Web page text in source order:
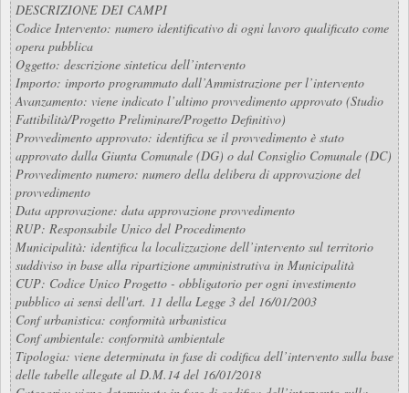
DESCRIZIONE DEI CAMPI
Codice Intervento: numero identificativo di ogni lavoro qualificato come
opera pubblica
Oggetto: descrizione sintetica dell’intervento
Importo: importo programmato dall’Ammistrazione per l’intervento
Avanzamento: viene indicato l’ultimo provvedimento approvato (Studio
Fattibilità/Progetto Preliminare/Progetto Definitivo)
Provvedimento approvato: identifica se il provvedimento è stato
approvato dalla Giunta Comunale (DG) o dal Consiglio Comunale (DC)
Provvedimento numero: numero della delibera di approvazione del
provvedimento
Data approvazione: data approvazione provvedimento
RUP: Responsabile Unico del Procedimento
Municipalità: identifica la localizzazione dell’intervento sul territorio
suddiviso in base alla ripartizione amministrativa in Municipalità
CUP: Codice Unico Progetto - obbligatorio per ogni investimento
pubblico ai sensi dell'art. 11 della Legge 3 del 16/01/2003
Conf urbanistica: conformità urbanistica
Conf ambientale: conformità ambientale
Tipologia: viene determinata in fase di codifica dell’intervento sulla base
delle tabelle allegate al D.M.14 del 16/01/2018